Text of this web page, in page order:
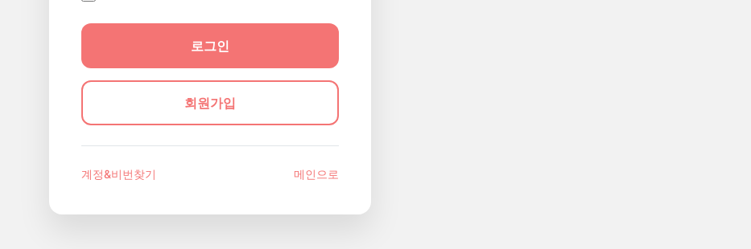
회원가입
계정&비번찾기 메인으로